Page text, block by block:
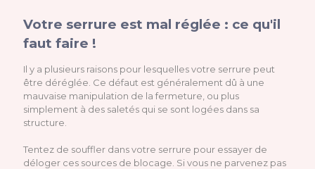
Votre serrure est mal réglée : ce qu'il
faut faire !
Il y a plusieurs raisons pour lesquelles votre serrure peut
être déréglée. Ce défaut est généralement dû à une
mauvaise manipulation de la fermeture, ou plus
simplement à des saletés qui se sont logées dans sa
structure.
Tentez de souffler dans votre serrure pour essayer de
déloger ces sources de blocage. Si vous ne parvenez pas